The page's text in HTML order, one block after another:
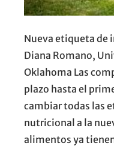
Nueva etiqueta
Diana Romano,
Oklahoma Las
plazo hasta el
cambiar todas las
nutricional a la
alimentos ya